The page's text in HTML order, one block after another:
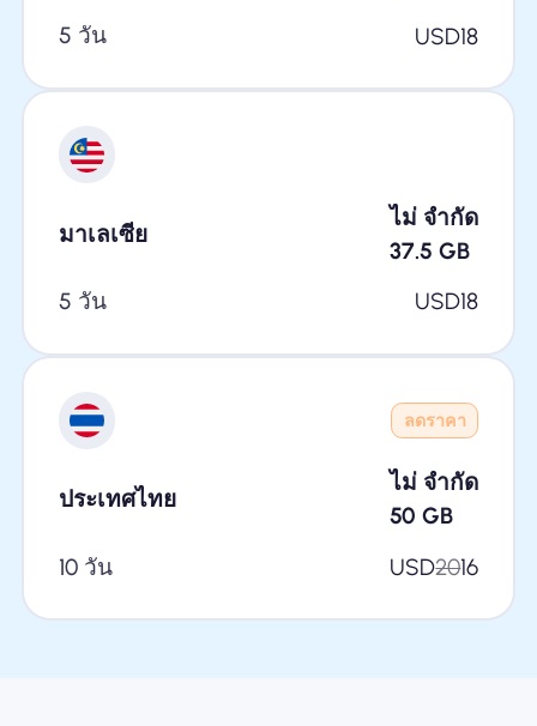
5 วัน
USD18
มาเลเซีย
ไม่ จำกัด
37.5 GB
5 วัน
USD18
ลดราคา
ประเทศไทย
ไม่ จำกัด
50 GB
10 วัน
USD2016